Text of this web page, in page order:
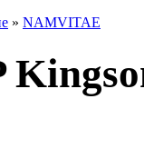
» NAMVITAE